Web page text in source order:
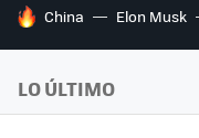
HOY SE HABLA DE
China Elon Musk
LO ÚLTIMO